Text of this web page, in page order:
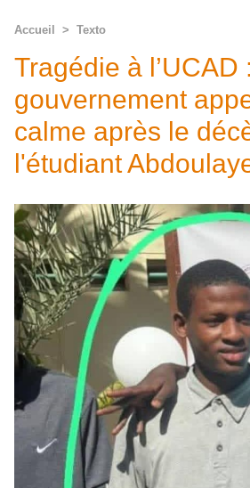
Accueil > Texto
Tragédie à l’UCAD
gouvernement
calme après le
l'étudiant